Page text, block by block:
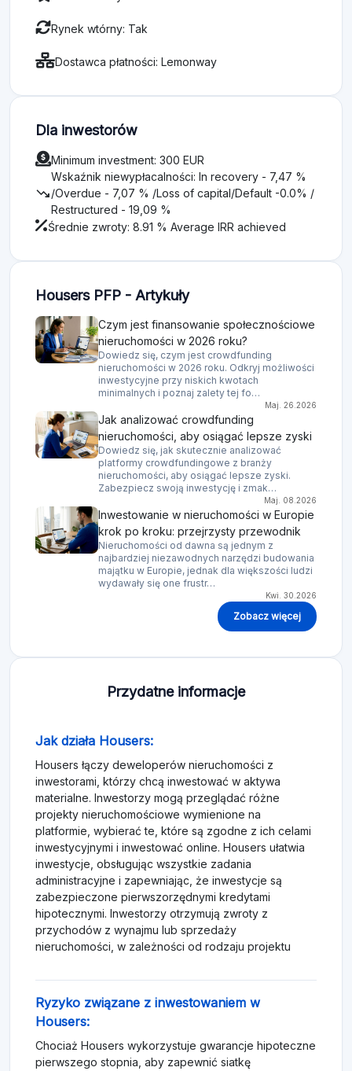
Rynek wtórny: Tak
Dostawca płatności: Lemonway
Dla inwestorów
Minimum investment: 300 EUR
trending_down
Wskaźnik niewypłacalności: In recovery - 7,47 %
/Overdue - 7,07 % /Loss of capital/Default -0.0% /
Restructured - 19,09 %
Średnie zwroty: 8.91 % Average IRR achieved
Housers PFP - Artykuły
Czym jest finansowanie społecznościowe
nieruchomości w 2026 roku?
Dowiedz się, czym jest crowdfunding
nieruchomości w 2026 roku. Odkryj możliwości
inwestycyjne przy niskich kwotach
minimalnych i poznaj zalety tej fo…
Maj. 26.2026
Jak analizować crowdfunding
nieruchomości, aby osiągać lepsze zyski
Dowiedz się, jak skutecznie analizować
platformy crowdfundingowe z branży
nieruchomości, aby osiągać lepsze zyski.
Zabezpiecz swoją inwestycję i zmak…
Maj. 08.2026
Inwestowanie w nieruchomości w Europie
krok po kroku: przejrzysty przewodnik
Nieruchomości od dawna są jednym z
najbardziej niezawodnych narzędzi budowania
majątku w Europie, jednak dla większości ludzi
wydawały się one frustr…
Kwi. 30.2026
Zobacz więcej
Przydatne informacje
Jak działa Housers:
Housers łączy deweloperów nieruchomości z
inwestorami, którzy chcą inwestować w aktywa
materialne. Inwestorzy mogą przeglądać różne
projekty nieruchomościowe wymienione na
platformie, wybierać te, które są zgodne z ich celami
inwestycyjnymi i inwestować online. Housers ułatwia
inwestycje, obsługując wszystkie zadania
administracyjne i zapewniając, że inwestycje są
zabezpieczone pierwszorzędnymi kredytami
hipotecznymi. Inwestorzy otrzymują zwroty z
przychodów z wynajmu lub sprzedaży
nieruchomości, w zależności od rodzaju projektu
Ryzyko związane z inwestowaniem w
Housers:
Chociaż Housers wykorzystuje gwarancje hipoteczne
pierwszego stopnia, aby zapewnić siatkę